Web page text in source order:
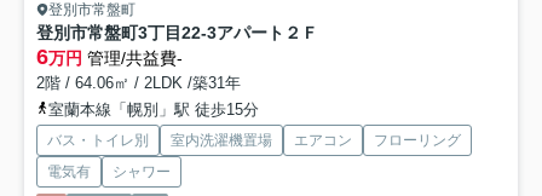
登別市常盤町
登別市常盤町3丁目22-3アパート ２Ｆ
6万円 管理/共益費-
2階 / 64.06㎡ / 2LDK /築31年
室蘭本線「幌別」駅 徒歩15分
バス・トイレ別 室内洗濯機置場 エアコン
フローリング
電気有
シャワー